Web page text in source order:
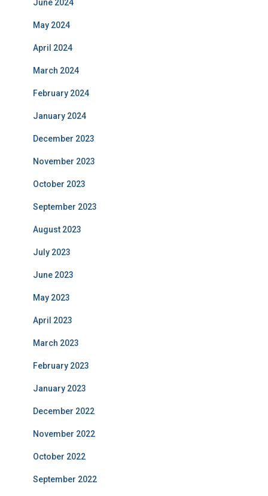
June 2024
May 2024
April 2024
March 2024
February 2024
January 2024
December 2023
November 2023
October 2023
September 2023
August 2023
July 2023
June 2023
May 2023
April 2023
March 2023
February 2023
January 2023
December 2022
November 2022
October 2022
September 2022